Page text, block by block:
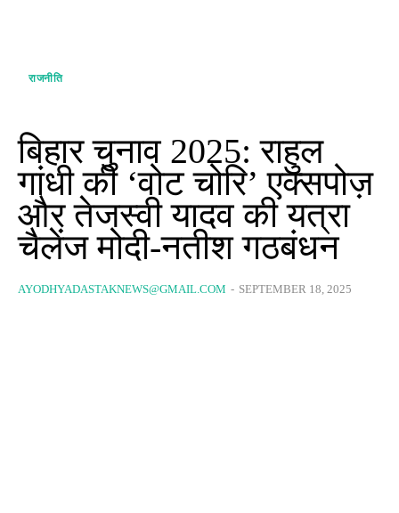
राजनीति
बिहार चुनाव 2025: राहुल
गांधी की ‘वोट चोरि’ एक्सपोज़
और तेजस्वी यादव की यत्रा
चैलेंज मोदी-नतीश गठबंधन
AYODHYADASTAKNEWS@GMAIL.COM - SEPTEMBER 18, 2025